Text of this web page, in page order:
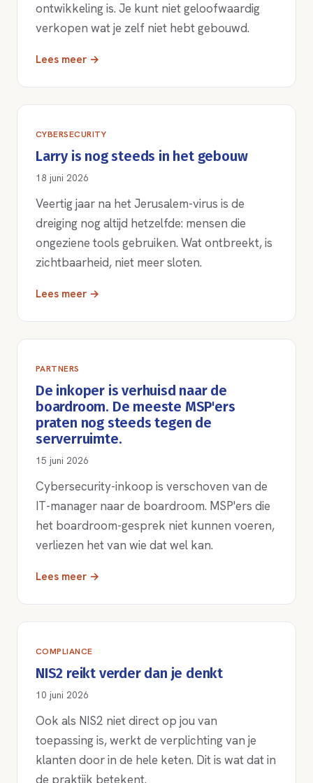
ontwikkeling is. Je kunt niet geloofwaardig
verkopen wat je zelf niet hebt gebouwd.
Lees meer →
CYBERSECURITY
Larry is nog steeds in het gebouw
18 juni 2026
Veertig jaar na het Jerusalem-virus is de
dreiging nog altijd hetzelfde: mensen die
ongeziene tools gebruiken. Wat ontbreekt, is
zichtbaarheid, niet meer sloten.
Lees meer →
PARTNERS
De inkoper is verhuisd naar de
boardroom. De meeste MSP'ers
praten nog steeds tegen de
serverruimte.
15 juni 2026
Cybersecurity-inkoop is verschoven van de
IT-manager naar de boardroom. MSP'ers die
het boardroom-gesprek niet kunnen voeren,
verliezen het van wie dat wel kan.
Lees meer →
COMPLIANCE
NIS2 reikt verder dan je denkt
10 juni 2026
Ook als NIS2 niet direct op jou van
toepassing is, werkt de verplichting van je
klanten door in de hele keten. Dit is wat dat in
de praktijk betekent.